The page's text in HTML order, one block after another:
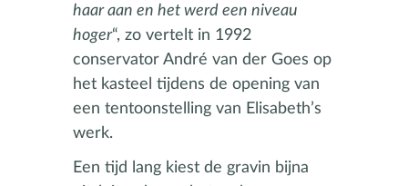
haar aan en het werd een niveau
hoger“, zo vertelt in 1992
conservator André van der Goes op
het kasteel tijdens de opening van
een tentoonstelling van Elisabeth’s
werk.
Een tijd lang kiest de gravin bijna